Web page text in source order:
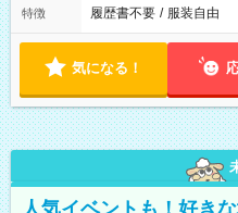
特徴 履歴書不要 / 服装自由
気になる！
人気イベントも！好き